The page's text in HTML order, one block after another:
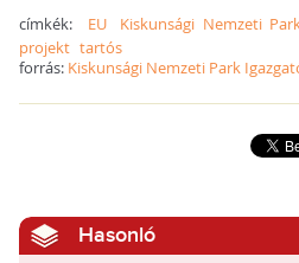
címkék: EU Kiskunsági Nemzeti Park
projekt tartós
forrás: Kiskunsági Nemzeti Park
Hasonló